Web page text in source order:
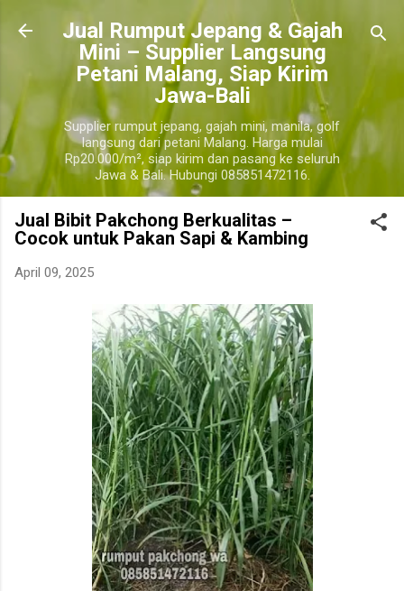
Langsung ke konten utama
​Jual Rumput Jepang & Gajah
Mini – Supplier Langsung
Petani Malang, Siap Kirim
Jawa-Bali
Supplier rumput jepang, gajah mini, manila, golf
langsung dari petani Malang. Harga mulai
Rp20.000/m², siap kirim dan pasang ke seluruh
Jawa & Bali. Hubungi 085851472116.
Jual Bibit Pakchong Berkualitas –
Cocok untuk Pakan Sapi & Kambing
April 09, 2025